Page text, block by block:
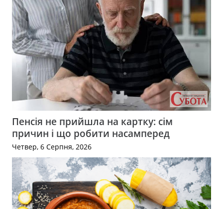
Пенсія не прийшла на картку: сім
причин і що робити насамперед
Четвер, 6 Серпня, 2026